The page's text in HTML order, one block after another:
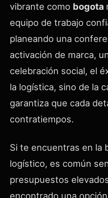
vibrante como bogota
equipo de trabajo
planeando una
activación de marca,
celebración social, el
la logística, sino de la
garantiza que cada
contratiempos.
Si te encuentras en la
logístico, es común
presupuestos
encontrado una